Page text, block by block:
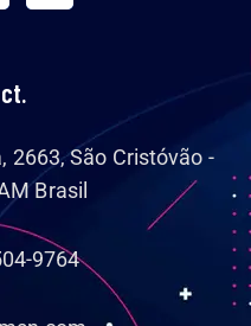
2663, São Cristóvão -
Brasil
9764